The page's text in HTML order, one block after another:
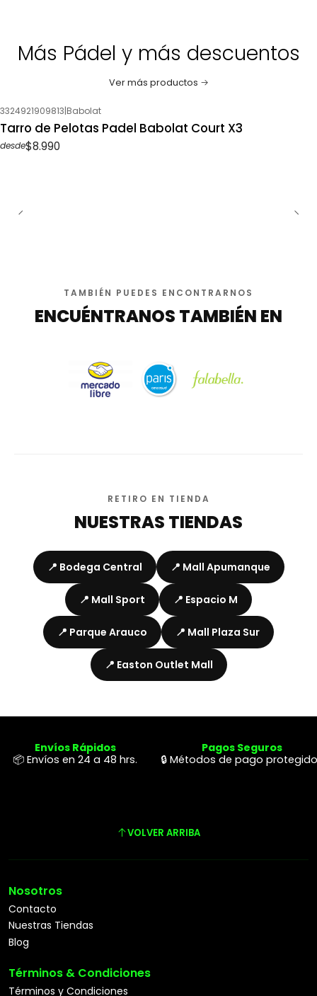
Más Pádel y más descuentos
Ver más productos
3324921909813|Babolat
Tarro de Pelotas Padel Babolat Court X3
desde$8.990
TAMBIÉN PUEDES ENCONTRARNOS
ENCUÉNTRANOS TAMBIÉN EN
RETIRO EN TIENDA
NUESTRAS TIENDAS
📍 Bodega Central 📍 Mall Apumanque
📍 Mall Sport 📍 Espacio M
📍 Parque Arauco 📍 Mall Plaza Sur
📍 Easton Outlet Mall
Envíos Rápidos
📦 Envíos en 24 a 48 hrs.
Pagos Seguros
🔒 Métodos de pago
VOLVER ARRIBA
Nosotros
Contacto
Nuestras Tiendas
Blog
Términos & Condiciones
Términos y Condiciones